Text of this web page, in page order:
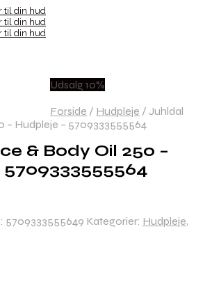
Udsalg 10%
Forside / Hudpleje / Juhldal
– Hudpleje – 5709333555564
& Body Oil 250 –
5709333555564
5709333555649 Kategorier: Hudpleje,